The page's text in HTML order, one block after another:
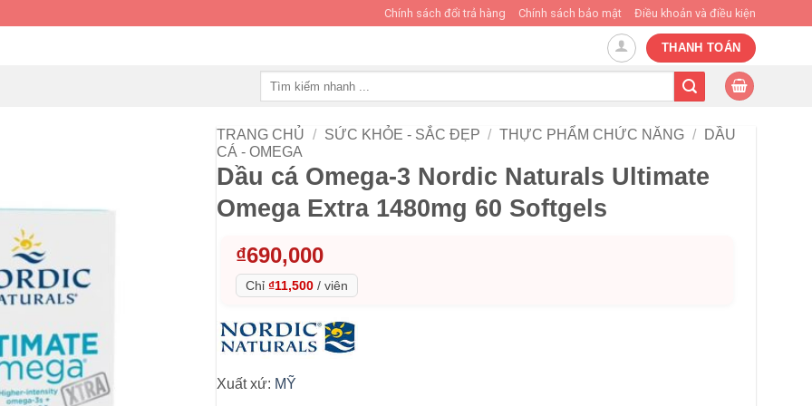
Chính sách đổi trả hàng Chính sách bảo mật Điều khoản và điều kiện
THANH TOÁN
TRANG CHỦ / SỨC KHỎE - SẮC ĐẸP / THỰC PHẨM CHỨC NĂNG /
DẦU
CÁ - OMEGA
Dầu cá Omega-3 Nordic Naturals Ultimate
Omega Extra 1480mg 60 Softgels
₫690,000
Chỉ ₫11,500 / viên
Xuất xứ: MỸ